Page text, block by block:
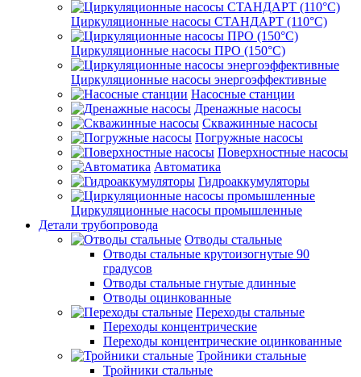
Циркуляционные насосы СТАНДАРТ (110°C)
Циркуляционные насосы ПРО (150°C)
Циркуляционные насосы энергоэффективные
Насосные станции
Дренажные насосы
Скважинные насосы
Погружные насосы
Поверхностные насосы
Автоматика
Гидроаккумуляторы
Циркуляционные насосы промышленные
Детали трубопровода
Отводы стальные
Отводы стальные крутоизогнутые 90
градусов
Отводы стальные гнутые длинные
Отводы оцинкованные
Переходы стальные
Переходы концентрические
Переходы концентрические оцинкованные
Тройники стальные
Тройники стальные